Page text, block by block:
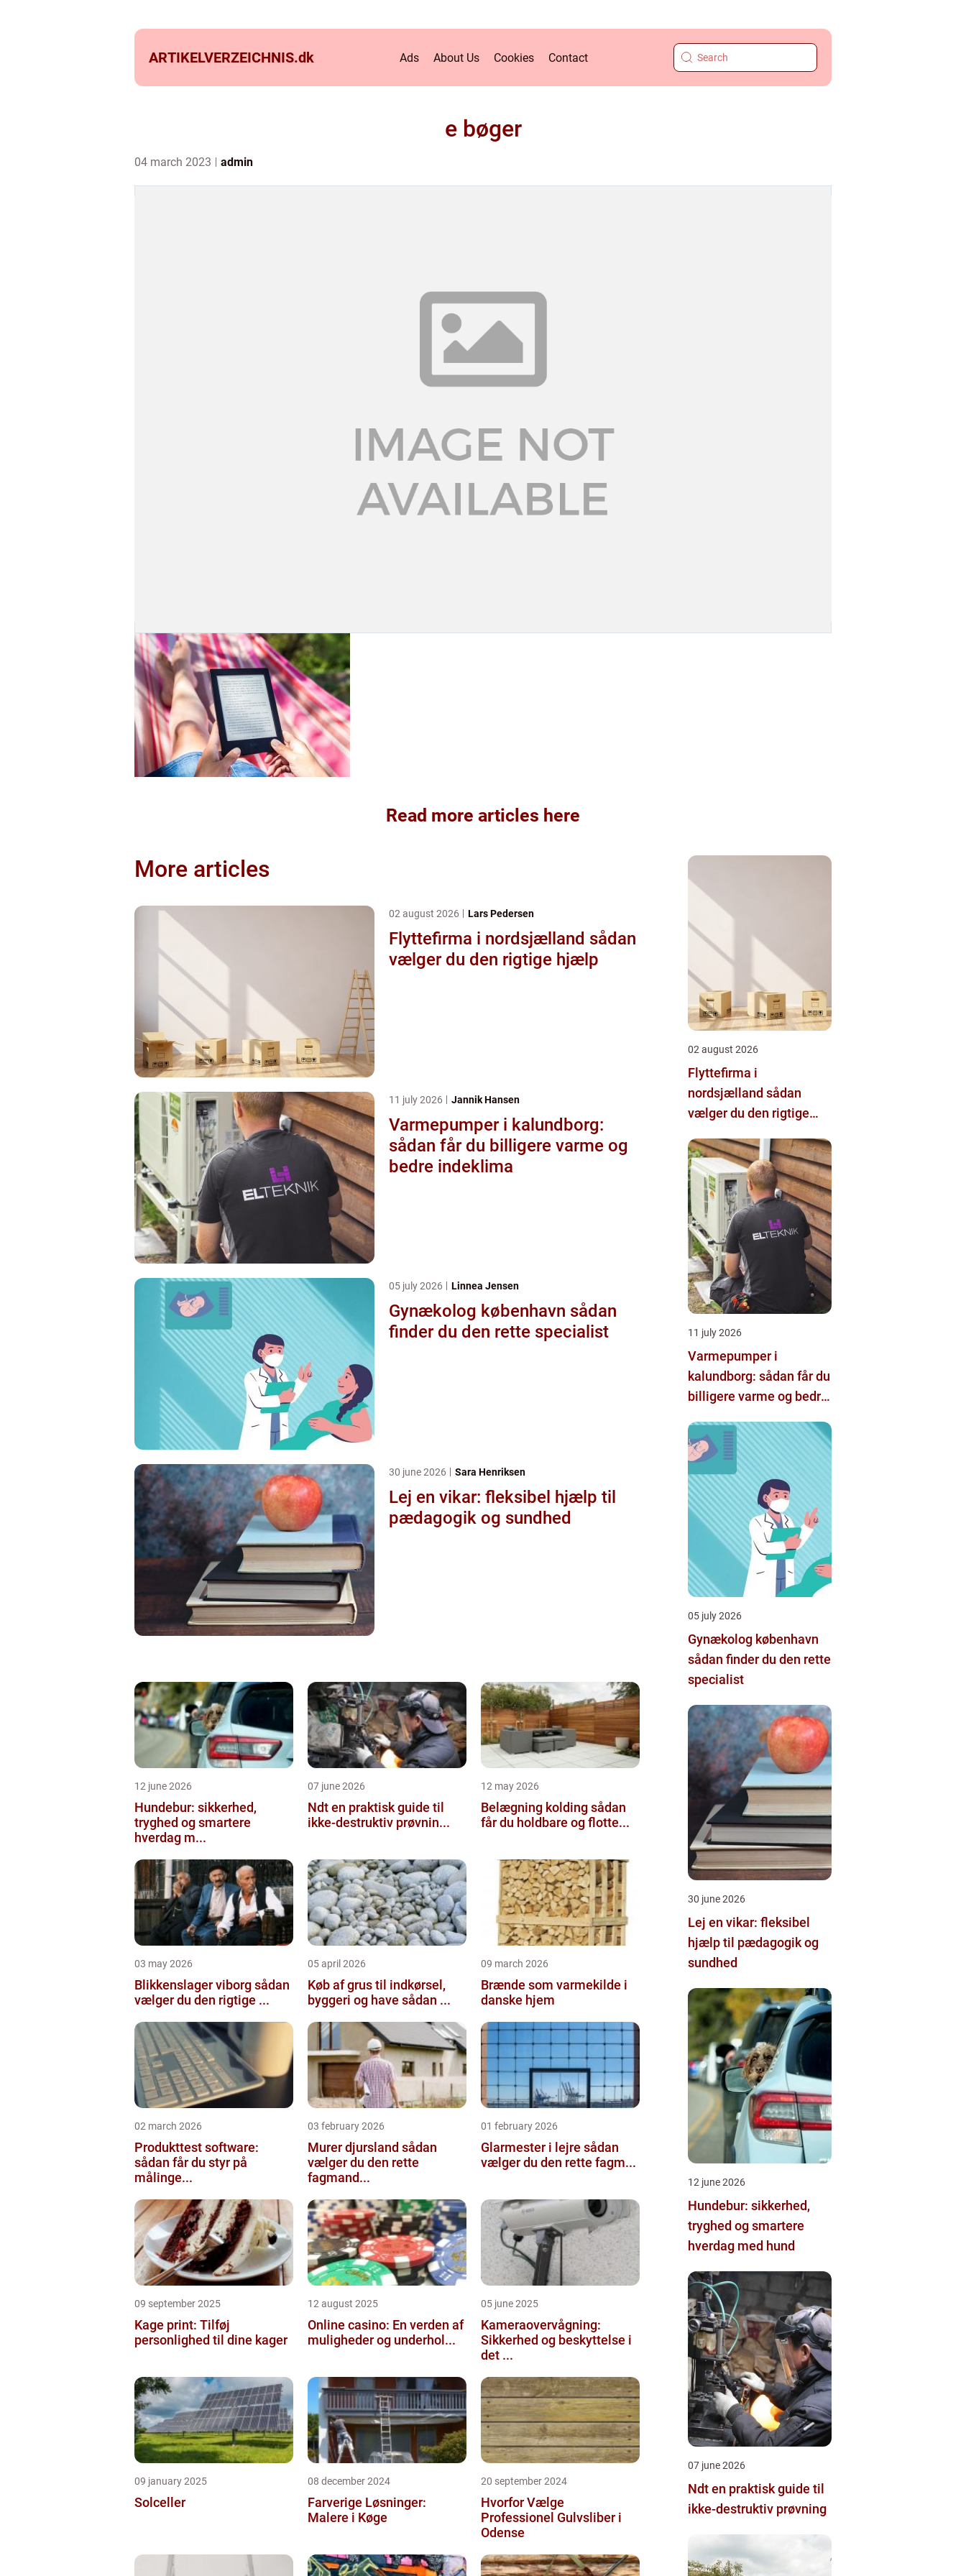
ARTIKELVERZEICHNIS.dk Ads About Us Cookies Contact
e bøger
04 march 2023 admin
Read more articles here
More articles
02 august 2026 Lars Pedersen
Flyttefirma i nordsjælland sådan
vælger du den rigtige hjælp
11 july 2026 Jannik Hansen
Varmepumper i kalundborg:
sådan får du billigere varme og
bedre indeklima
05 july 2026 Linnea Jensen
Gynækolog københavn sådan
finder du den rette specialist
30 june 2026 Sara Henriksen
Lej en vikar: fleksibel hjælp til
pædagogik og sundhed
12 june 2026
Hundebur: sikkerhed,
tryghed og smartere
hverdag m...
07 june 2026
Ndt en praktisk guide til
ikke-destruktiv prøvnin...
12 may 2026
Belægning kolding sådan
får du holdbare og flotte...
03 may 2026
Blikkenslager viborg sådan
vælger du den rigtige ...
05 april 2026
Køb af grus til indkørsel,
byggeri og have sådan ...
09 march 2026
Brænde som varmekilde i
danske hjem
02 march 2026
Produkttest software:
sådan får du styr på
målinge...
03 february 2026
Murer djursland sådan
vælger du den rette
fagmand...
01 february 2026
Glarmester i lejre sådan
vælger du den rette fagm...
09 september 2025
Kage print: Tilføj
personlighed til dine kager
12 august 2025
Online casino: En verden af
muligheder og underhol...
05 june 2025
Kameraovervågning:
Sikkerhed og beskyttelse i
det ...
09 january 2025
Solceller
08 december 2024
Farverige Løsninger:
Malere i Køge
20 september 2024
Hvorfor Vælge
Professionel Gulvsliber i
Odense
02 august 2026
Flyttefirma i
nordsjælland sådan
vælger du den rigtige
11 july 2026
Varmepumper i
kalundborg: sådan får du
billigere varme og bedre
05 july 2026
Gynækolog københavn
sådan finder du den rette
specialist
30 june 2026
Lej en vikar: fleksibel
hjælp til pædagogik og
sundhed
12 june 2026
Hundebur: sikkerhed,
tryghed og smartere
hverdag med hund
07 june 2026
Ndt en praktisk guide til
ikke-destruktiv prøvning